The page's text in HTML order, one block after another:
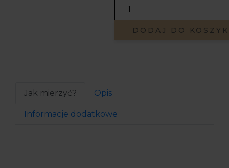
DODAJ DO
Jak mierzyć? Opis
Informacje dodatkowe